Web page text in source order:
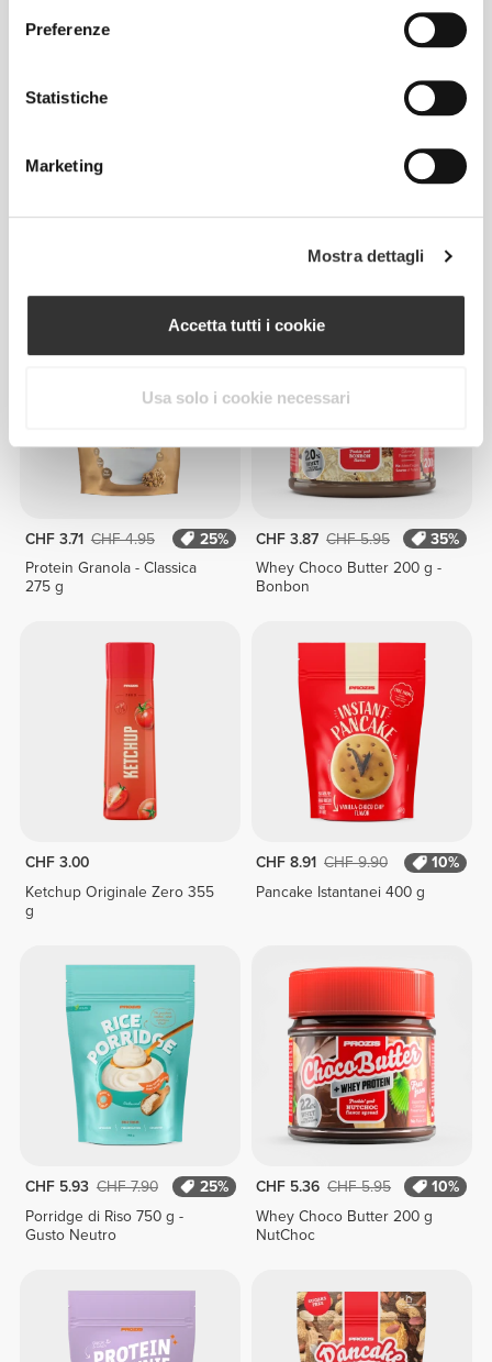
Preferenze
Statistiche
Marketing
Mostra dettagli
Accetta tutti i cookie
Usa solo i cookie necessari
CHF 9.48 CHF 11.85
20%
CHF 2.60 CHF 4.00
35%
grandi 1000g
CHF 3.71 CHF 4.95
25%
Protein Granola - Classica
275 g
CHF 3.87 CHF 5.95
35%
Whey Choco Butter 200 g -
Bonbon
CHF 3.00
Ketchup Originale Zero 355
g
CHF 8.91 CHF 9.90
10%
Pancake Istantanei 400 g
CHF 5.93 CHF 7.90
25%
Porridge di Riso 750 g -
Gusto Neutro
CHF 5.36 CHF 5.95
10%
Whey Choco Butter 200 g
NutChoc